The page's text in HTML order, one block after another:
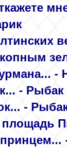
-
- Рыбак
-